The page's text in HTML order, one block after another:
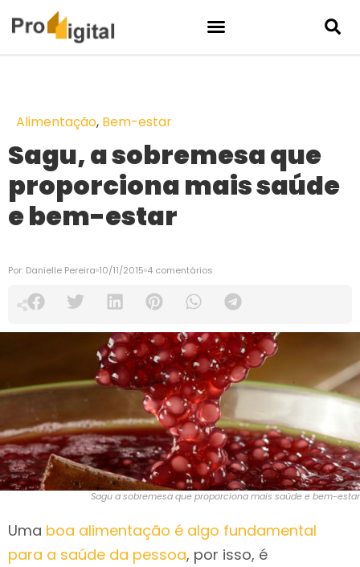
Alimentação, Bem-estar
Sagu, a sobremesa que
proporciona mais saúde
e bem-estar
Por: Danielle Pereira 10/11/2015 4 comentários
Sagu a sobremesa que proporciona mais saúde e bem-estar
Uma boa alimentação é algo fundamental
para a saúde da pessoa, por isso, é